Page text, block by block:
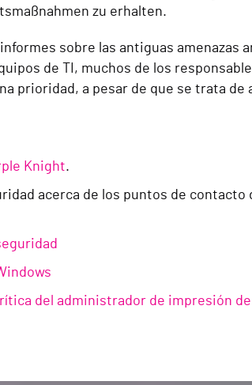
zu erhalten.
sobre las antiguas amenazas
de TI, muchos de los
prioridad, a pesar de que se trata de
Knight.
acerca de los puntos de contacto
del administrador de impresión